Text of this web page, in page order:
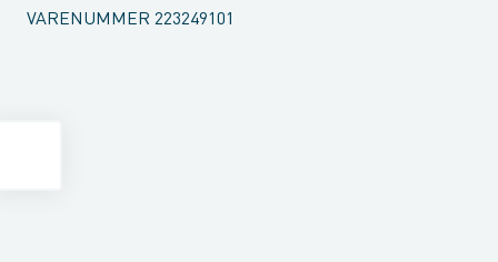
VARENUMMER 223249101